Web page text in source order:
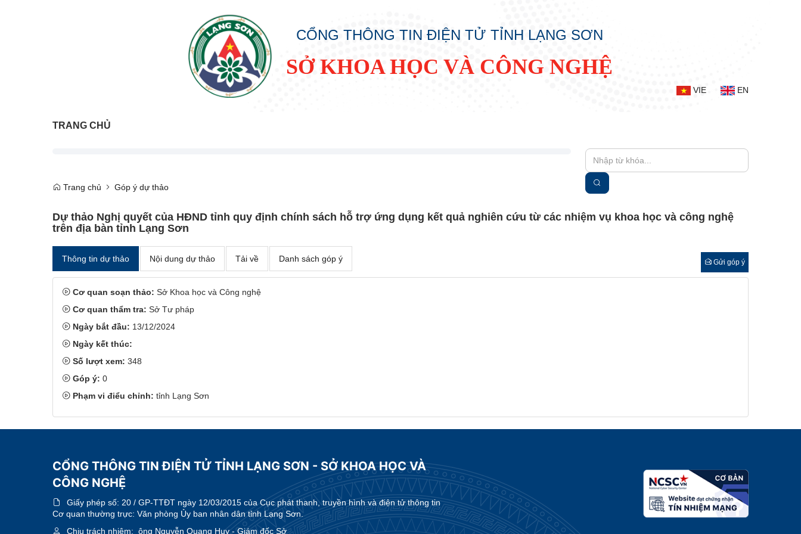
CỔNG THÔNG TIN ĐIỆN TỬ TỈNH LẠNG SƠN
SỞ KHOA HỌC VÀ CÔNG NGHỆ
VIE EN
TRANG CHỦ
Trang chủ Góp ý dự thảo
Dự thảo Nghị quyết của HĐND tỉnh quy định chính sách hỗ trợ ứng dụng kết quả nghiên cứu từ các nhiệm vụ khoa học và công nghệ
trên địa bàn tỉnh Lạng Sơn
Thông tin dự thảo Nội dung dự thảo Tải về Danh sách góp ý
Cơ quan soạn thảo: Sở Khoa học và Công nghệ
Cơ quan thẩm tra: Sở Tư pháp
Ngày bắt đầu: 13/12/2024
Ngày kết thúc:
Số lượt xem: 348
Góp ý: 0
Phạm vi điểu chỉnh: tỉnh Lạng Sơn
Gửi góp ý
CỔNG THÔNG TIN ĐIỆN TỬ TỈNH LẠNG SƠN - SỞ KHOA HỌC VÀ
CÔNG NGHỆ
Giấy phép số: 20 / GP-TTĐT ngày 12/03/2015 của Cục phát thanh, truyền hình và điện tử thông tin
Cơ quan thường trực: Văn phòng Ủy ban nhân dân tỉnh Lạng Sơn.
Chịu trách nhiệm: ông Nguyễn Quang Huy - Giám đốc Sở